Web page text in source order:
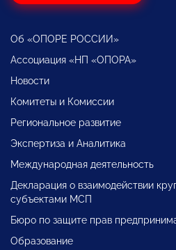
Об «ОПОРЕ РОССИИ»
Ассоциация «НП «ОПОРА»
Новости
Комитеты и Комиссии
Региональное развитие
Экспертиза и Аналитика
Международная деятельность
Декларация о взаимодействии
субъектами МСП
Бюро по защите прав
Образование